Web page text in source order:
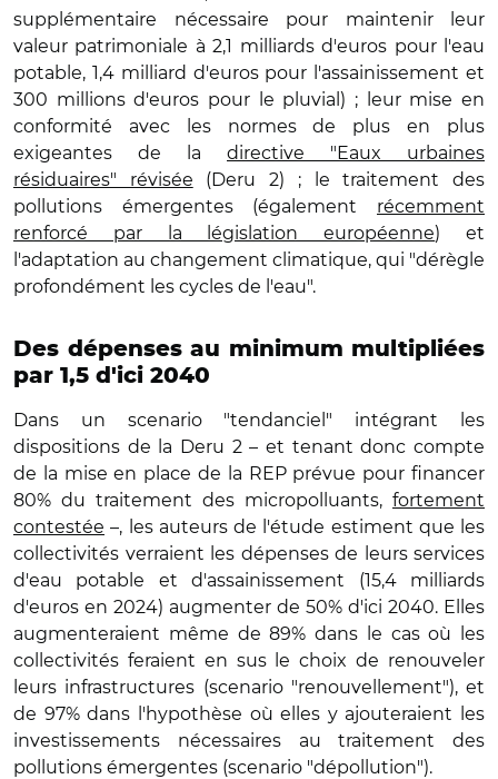
supplémentaire nécessaire pour maintenir leur
valeur patrimoniale à 2,1 milliards d'euros pour l'eau
potable, 1,4 milliard d'euros pour l'assainissement et
300 millions d'euros pour le pluvial) ; leur mise en
conformité avec les normes de plus en plus
exigeantes de la directive "Eaux urbaines
résiduaires" révisée (Deru 2) ; le traitement des
pollutions émergentes (également récemment
renforcé par la législation européenne) et
l'adaptation au changement climatique, qui "dérègle
profondément les cycles de l'eau".
Des dépenses au minimum multipliées
par 1,5 d'ici 2040
Dans un scenario "tendanciel" intégrant les
dispositions de la Deru 2 – et tenant donc compte
de la mise en place de la REP prévue pour financer
80% du traitement des micropolluants, fortement
contestée –, les auteurs de l'étude estiment que les
collectivités verraient les dépenses de leurs services
d'eau potable et d'assainissement (15,4 milliards
d'euros en 2024) augmenter de 50% d'ici 2040. Elles
augmenteraient même de 89% dans le cas où les
collectivités feraient en sus le choix de renouveler
leurs infrastructures (scenario "renouvellement"), et
de 97% dans l'hypothèse où elles y ajouteraient les
investissements nécessaires au traitement des
pollutions émergentes (scenario "dépollution").